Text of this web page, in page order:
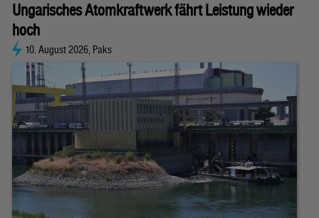
Ungarisches Atomkraftwerk fährt Leistung wieder
hoch
10. August 2026, Paks